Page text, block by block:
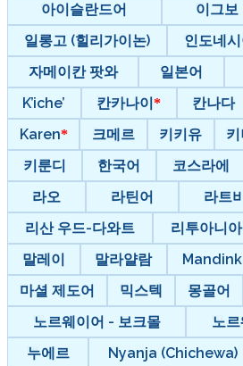
아이슬란드어
이그보
일롱고 (힐리가이논)
인도네시
자메이칸 팟와
일본어
K’iche’
칸카나이 칸나다
Karen
크메르 키키유
키룬디
한국어 코스라에
라오
라틴어 라트
리산 우드-다와트
리투아니아
말레이
말라얄람
마셜 제도어
믹스텍 몽골어
노르웨이어 - 보크몰
노
누에르
Nyanja (Chichewa)